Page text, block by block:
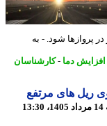
شود. - به
دما-کارشناسان